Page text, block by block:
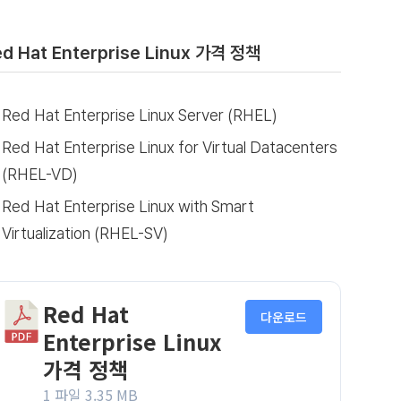
Hat Enterprise Linux 가격 정책
Red Hat Enterprise Linux Server (RHEL)
Red Hat Enterprise Linux for Virtual Datacenters
(RHEL-VD)
Red Hat Enterprise Linux with Smart
Virtualization (RHEL-SV)
Red Hat
Enterprise Linux
가격 정책
1 파일 3.35 MB
다운로드